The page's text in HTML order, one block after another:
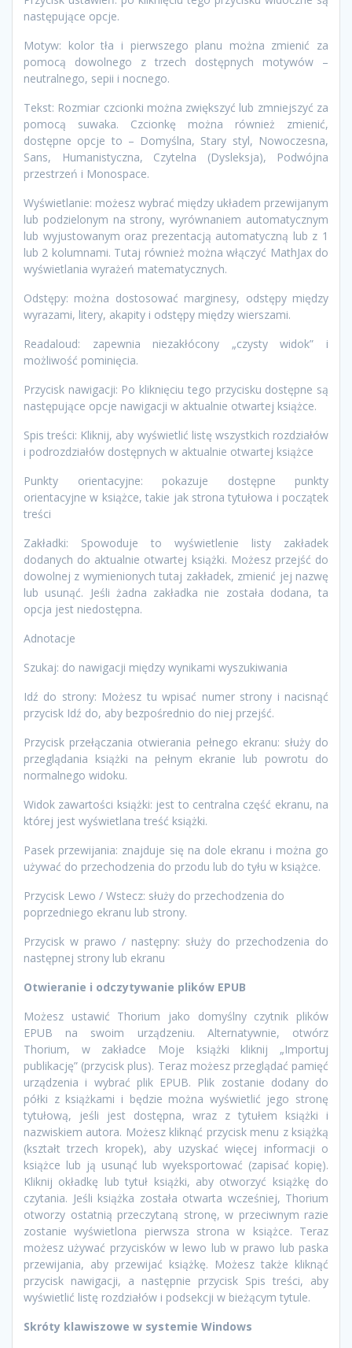
następujące opcje.
Motyw: kolor tła i pierwszego planu można zmienić za
pomocą dowolnego z trzech dostępnych motywów –
neutralnego, sepii i nocnego.
Tekst: Rozmiar czcionki można zwiększyć lub zmniejszyć za
pomocą suwaka. Czcionkę można również zmienić,
dostępne opcje to – Domyślna, Stary styl, Nowoczesna,
Sans, Humanistyczna, Czytelna (Dysleksja), Podwójna
przestrzeń i Monospace.
Wyświetlanie: możesz wybrać między układem przewijanym
lub podzielonym na strony, wyrównaniem automatycznym
lub wyjustowanym oraz prezentacją automatyczną lub z 1
lub 2 kolumnami. Tutaj również można włączyć MathJax do
wyświetlania wyrażeń matematycznych.
Odstępy: można dostosować marginesy, odstępy między
wyrazami, litery, akapity i odstępy między wierszami.
Readaloud: zapewnia niezakłócony „czysty widok” i
możliwość pominięcia.
Przycisk nawigacji: Po kliknięciu tego przycisku dostępne są
następujące opcje nawigacji w aktualnie otwartej książce.
Spis treści: Kliknij, aby wyświetlić listę wszystkich rozdziałów
i podrozdziałów dostępnych w aktualnie otwartej książce
Punkty orientacyjne: pokazuje dostępne punkty
orientacyjne w książce, takie jak strona tytułowa i początek
treści
Zakładki: Spowoduje to wyświetlenie listy zakładek
dodanych do aktualnie otwartej książki. Możesz przejść do
dowolnej z wymienionych tutaj zakładek, zmienić jej nazwę
lub usunąć. Jeśli żadna zakładka nie została dodana, ta
opcja jest niedostępna.
Adnotacje
Szukaj: do nawigacji między wynikami wyszukiwania
Idź do strony: Możesz tu wpisać numer strony i nacisnąć
przycisk Idź do, aby bezpośrednio do niej przejść.
Przycisk przełączania otwierania pełnego ekranu: służy do
przeglądania książki na pełnym ekranie lub powrotu do
normalnego widoku.
Widok zawartości książki: jest to centralna część ekranu, na
której jest wyświetlana treść książki.
Pasek przewijania: znajduje się na dole ekranu i można go
używać do przechodzenia do przodu lub do tyłu w książce.
Przycisk Lewo / Wstecz: służy do przechodzenia do
poprzedniego ekranu lub strony.
Przycisk w prawo / następny: służy do przechodzenia do
następnej strony lub ekranu
Otwieranie i odczytywanie plików EPUB
Możesz ustawić Thorium jako domyślny czytnik plików
EPUB na swoim urządzeniu. Alternatywnie, otwórz
Thorium, w zakładce Moje książki kliknij „Importuj
publikację” (przycisk plus). Teraz możesz przeglądać pamięć
urządzenia i wybrać plik EPUB. Plik zostanie dodany do
półki z książkami i będzie można wyświetlić jego stronę
tytułową, jeśli jest dostępna, wraz z tytułem książki i
nazwiskiem autora. Możesz kliknąć przycisk menu z książką
(kształt trzech kropek), aby uzyskać więcej informacji o
książce lub ją usunąć lub wyeksportować (zapisać kopię).
Kliknij okładkę lub tytuł książki, aby otworzyć książkę do
czytania. Jeśli książka została otwarta wcześniej, Thorium
otworzy ostatnią przeczytaną stronę, w przeciwnym razie
zostanie wyświetlona pierwsza strona w książce. Teraz
możesz używać przycisków w lewo lub w prawo lub paska
przewijania, aby przewijać książkę. Możesz także kliknąć
przycisk nawigacji, a następnie przycisk Spis treści, aby
wyświetlić listę rozdziałów i podsekcji w bieżącym tytule.
Skróty klawiszowe w systemie Windows